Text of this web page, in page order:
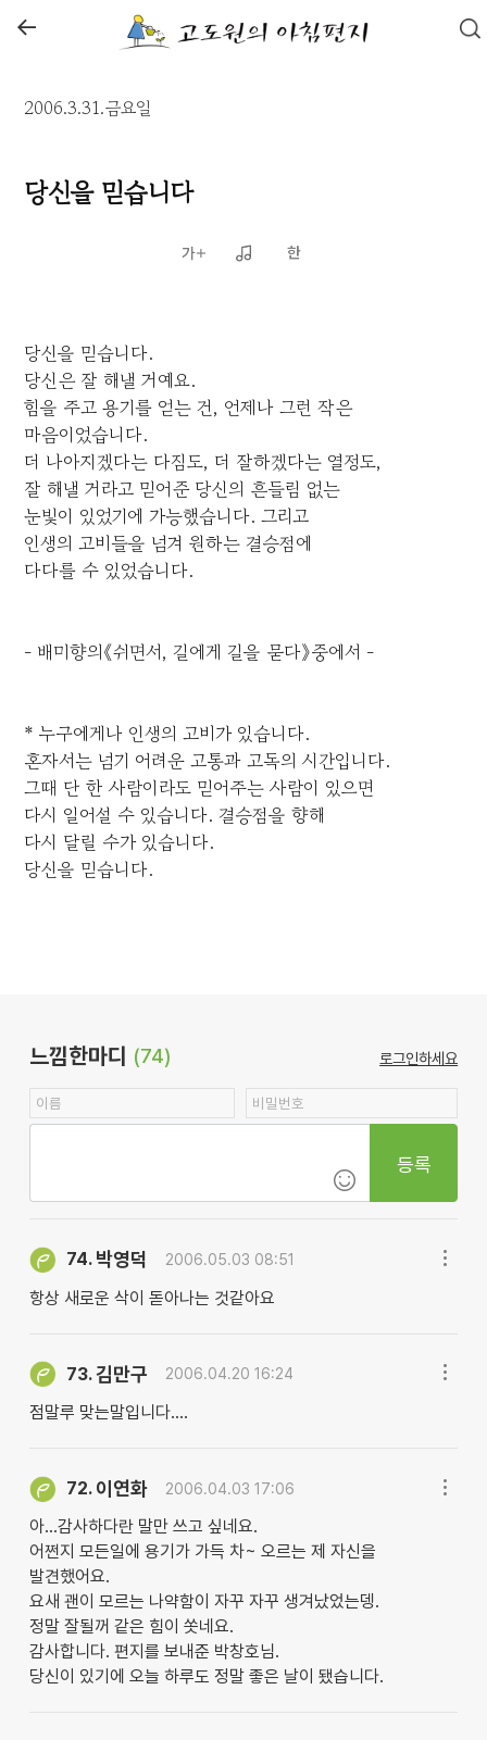
←
2006.3.31.금요일
당신을 믿습니다
당신을 믿습니다.
당신은 잘 해낼 거예요.
힘을 주고 용기를 얻는 건, 언제나 그런 작은
마음이었습니다.
더 나아지겠다는 다짐도, 더 잘하겠다는 열정도,
잘 해낼 거라고 믿어준 당신의 흔들림 없는
눈빛이 있었기에 가능했습니다. 그리고
인생의 고비들을 넘겨 원하는 결승점에
다다를 수 있었습니다.
- 배미향의《쉬면서, 길에게 길을 묻다》중에서 -
* 누구에게나 인생의 고비가 있습니다.
혼자서는 넘기 어려운 고통과 고독의 시간입니다.
그때 단 한 사람이라도 믿어주는 사람이 있으면
다시 일어설 수 있습니다. 결승점을 향해
다시 달릴 수가 있습니다.
당신을 믿습니다.
느낌한마디 (74) 로그인하세요
등록
74. 박영덕 2006.05.03 08:51
항상 새로운 삭이 돋아나는 것같아요
73.김만구 2006.04.20 16:24
점말루 맞는말입니다....
72. 이연화 2006.04.03 17:06
아...감사하다란 말만 쓰고 싶네요.
어쩐지 모든일에 용기가 가득 차~ 오르는 제 자신을
발견했어요.
요새 괜이 모르는 나약함이 자꾸 자꾸 생겨났었는뎅.
정말 잘될꺼 같은 힘이 쏫네요.
감사합니다. 편지를 보내준 박창호님.
당신이 있기에 오늘 하루도 정말 좋은 날이 됐습니다.